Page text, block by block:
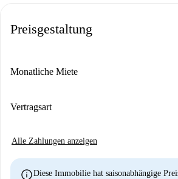
Preisgestaltung
Monatliche Miete
Vertragsart
Alle Zahlungen anzeigen
infoDiese Immobilie hat saisonabhängige